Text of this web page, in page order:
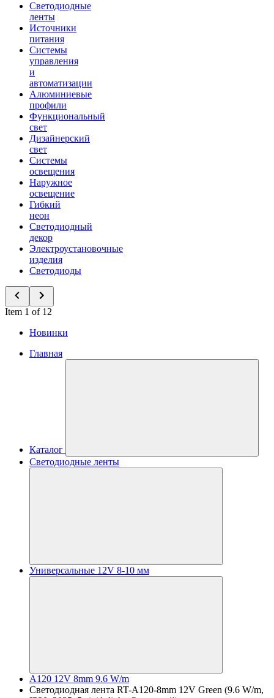
Светодиодные
ленты
Источники
питания
Системы
управления
и
автоматизации
Алюминиевые
профили
Функциональный
свет
Дизайнерский
свет
Системы
освещения
Наружное
освещение
Гибкий
неон
Светодиодный
декор
Электроустановочные
изделия
Светодиоды
Item 1 of 12
Новинки
Главная
Каталог
Светодиодные ленты
Универсальные 12V 8-10 мм
A120 12V 8mm 9.6 W/m
Светодиодная лента RT-A120-8mm 12V Green (9.6 W/m,